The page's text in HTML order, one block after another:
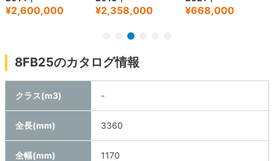
¥2,600,000 ¥2,358,000 ¥668,000
8FB25のカタログ情報
クラス(m3) -
全長(mm) 3360
全幅(mm) 1170